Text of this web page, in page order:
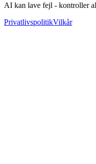
AI kan lave fejl - kontroller
PrivatlivspolitikVilkår